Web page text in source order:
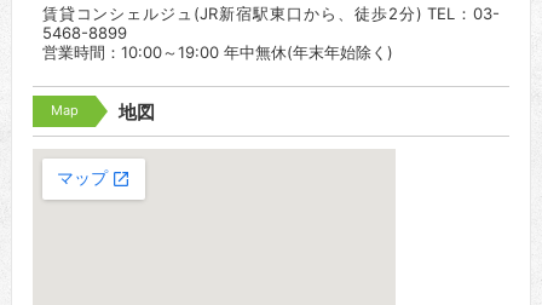
賃貸コンシェルジュ(JR新宿駅東口から、徒歩2分) TEL：03-
5468-8899
営業時間：10:00～19:00 年中無休(年末年始除く)
Map 地図